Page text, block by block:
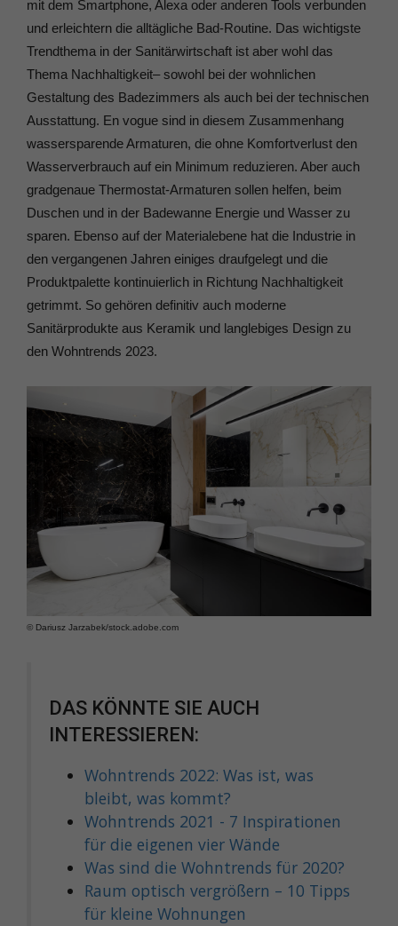
mit dem Smartphone, Alexa oder anderen Tools verbunden
und erleichtern die alltägliche Bad-Routine. Das wichtigste
Trendthema in der Sanitärwirtschaft ist aber wohl das
Thema Nachhaltigkeit– sowohl bei der wohnlichen
Gestaltung des Badezimmers als auch bei der technischen
Ausstattung. En vogue sind in diesem Zusammenhang
wassersparende Armaturen, die ohne Komfortverlust den
Wasserverbrauch auf ein Minimum reduzieren. Aber auch
gradgenaue Thermostat-Armaturen sollen helfen, beim
Duschen und in der Badewanne Energie und Wasser zu
sparen. Ebenso auf der Materialebene hat die Industrie in
den vergangenen Jahren einiges draufgelegt und die
Produktpalette kontinuierlich in Richtung Nachhaltigkeit
getrimmt. So gehören definitiv auch moderne
Sanitärprodukte aus Keramik und langlebiges Design zu
den Wohntrends 2023.
© Dariusz Jarzabek/​stock.adobe.com
DAS KÖNNTE SIE AUCH
INTERESSIEREN:
Wohntrends 2022: Was ist, was
bleibt, was kommt?
Wohntrends 2021 - 7 Inspirationen
für die eigenen vier Wände
Was sind die Wohntrends für 2020?
Raum optisch vergrößern – 10 Tipps
für kleine Wohnungen